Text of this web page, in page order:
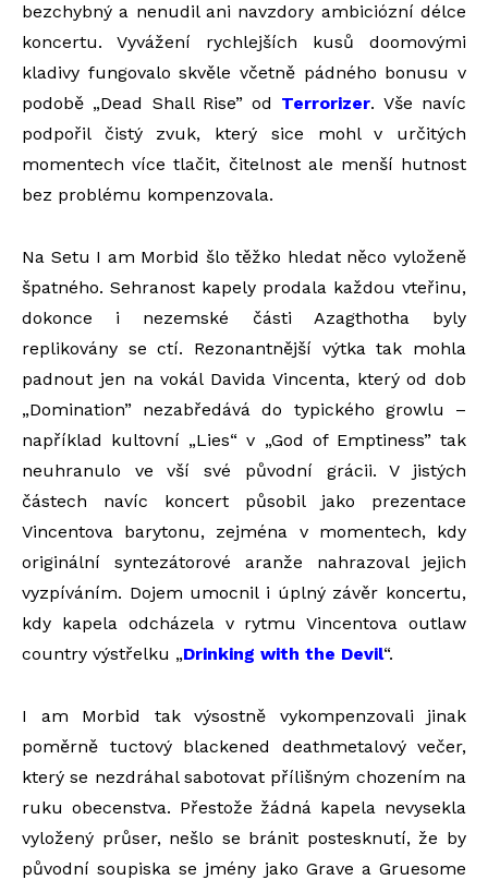
bezchybný a nenudil ani navzdory ambiciózní délce
koncertu. Vyvážení rychlejších kusů doomovými
kladivy fungovalo skvěle včetně pádného bonusu v
podobě „Dead Shall Rise” od Terrorizer. Vše navíc
podpořil čistý zvuk, který sice mohl v určitých
momentech více tlačit, čitelnost ale menší hutnost
bez problému kompenzovala.
Na Setu I am Morbid šlo těžko hledat něco vyloženě
špatného. Sehranost kapely prodala každou vteřinu,
dokonce i nezemské části Azagthotha byly
replikovány se ctí. Rezonantnější výtka tak mohla
padnout jen na vokál Davida Vincenta, který od dob
„Domination” nezabředává do typického growlu –
například kultovní „Lies“ v „God of Emptiness” tak
neuhranulo ve vší své původní grácii. V jistých
částech navíc koncert působil jako prezentace
Vincentova barytonu, zejména v momentech, kdy
originální syntezátorové aranže nahrazoval jejich
vyzpíváním. Dojem umocnil i úplný závěr koncertu,
kdy kapela odcházela v rytmu Vincentova outlaw
country výstřelku „Drinking with the Devil“.
I am Morbid tak výsostně vykompenzovali jinak
poměrně tuctový blackened deathmetalový večer,
který se nezdráhal sabotovat přílišným chozením na
ruku obecenstva. Přestože žádná kapela nevysekla
vyložený průser, nešlo se bránit postesknutí, že by
původní soupiska se jmény jako Grave a Gruesome